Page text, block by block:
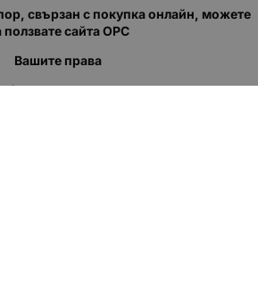
свързан с покупка онлайн, можете
ползвате сайта ОРС
Вашите права
Отказ от сделка